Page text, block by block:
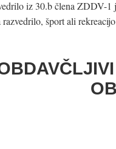
iz 30.b člena ZDDV-
razvedrilo, šport ali